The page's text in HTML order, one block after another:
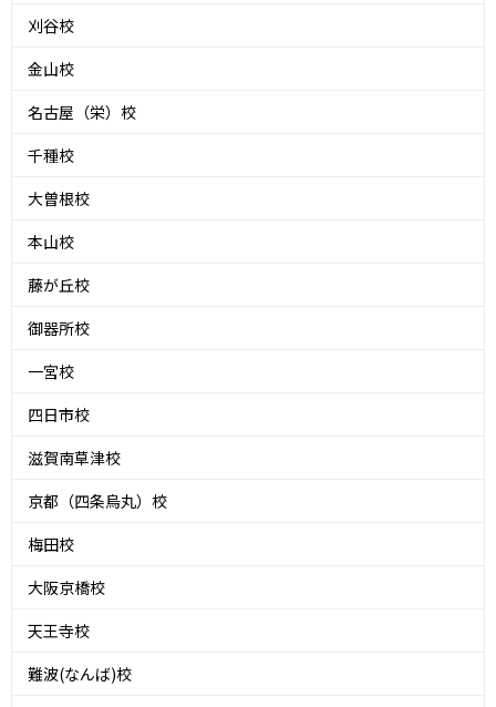
刈谷校
金山校
名古屋（栄）校
千種校
大曽根校
本山校
藤が丘校
御器所校
一宮校
四日市校
滋賀南草津校
京都（四条烏丸）校
梅田校
大阪京橋校
天王寺校
難波(なんば)校